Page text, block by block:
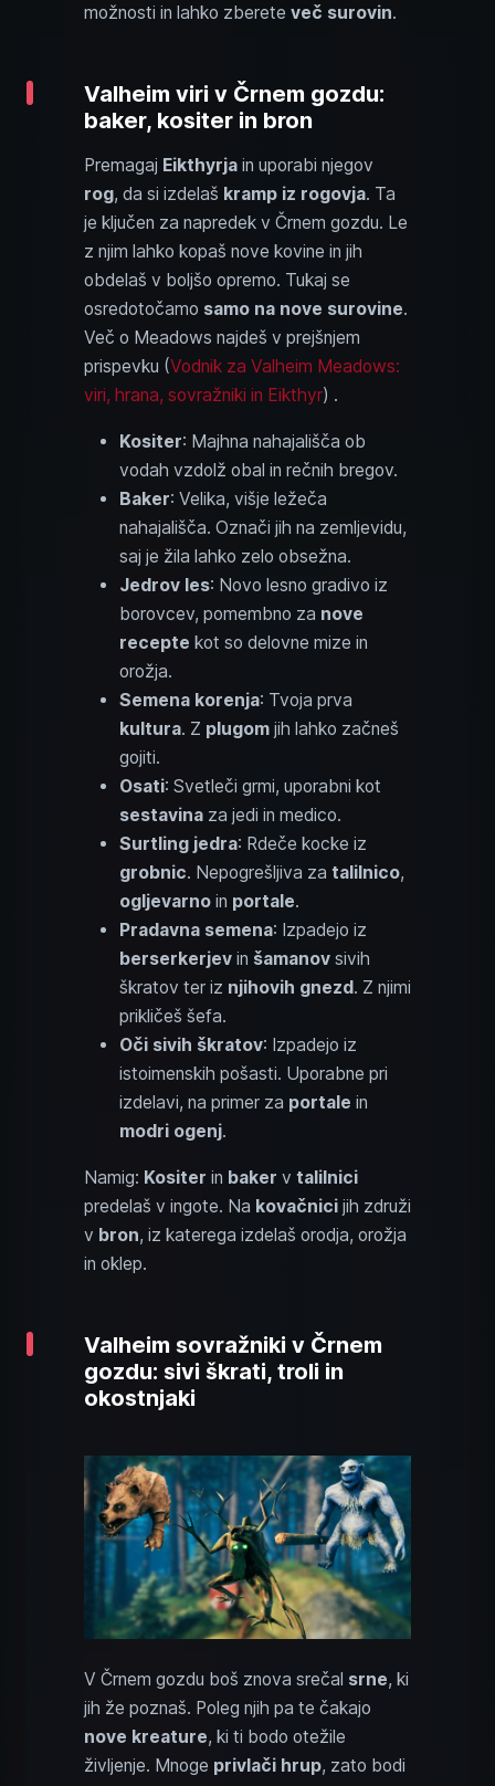
možnosti in lahko zberete več surovin.
Valheim viri v Črnem gozdu:
baker, kositer in bron
Premagaj Eikthyrja in uporabi njegov
rog, da si izdelaš kramp iz rogovja. Ta
je ključen za napredek v Črnem gozdu. Le
z njim lahko kopaš nove kovine in jih
obdelaš v boljšo opremo. Tukaj se
osredotočamo samo na nove surovine.
Več o Meadows najdeš v prejšnjem
prispevku (Vodnik za Valheim Meadows:
viri, hrana, sovražniki in Eikthyr) .
Kositer: Majhna nahajališča ob
vodah vzdolž obal in rečnih bregov.
Baker: Velika, višje ležeča
nahajališča. Označi jih na zemljevidu,
saj je žila lahko zelo obsežna.
Jedrov les: Novo lesno gradivo iz
borovcev, pomembno za nove
recepte kot so delovne mize in
orožja.
Semena korenja: Tvoja prva
kultura. Z plugom jih lahko začneš
gojiti.
Osati: Svetleči grmi, uporabni kot
sestavina za jedi in medico.
Surtling jedra: Rdeče kocke iz
grobnic. Nepogrešljiva za talilnico,
ogljevarno in portale.
Pradavna semena: Izpadejo iz
berserkerjev in šamanov sivih
škratov ter iz njihovih gnezd. Z njimi
prikličeš šefa.
Oči sivih škratov: Izpadejo iz
istoimenskih pošasti. Uporabne pri
izdelavi, na primer za portale in
modri ogenj.
Namig: Kositer in baker v talilnici
predelaš v ingote. Na kovačnici jih združi
v bron, iz katerega izdelaš orodja, orožja
in oklep.
Valheim sovražniki v Črnem
gozdu: sivi škrati, troli in
okostnjaki
V Črnem gozdu boš znova srečal srne, ki
jih že poznaš. Poleg njih pa te čakajo
nove kreature, ki ti bodo otežile
življenje. Mnoge privlači hrup, zato bodi